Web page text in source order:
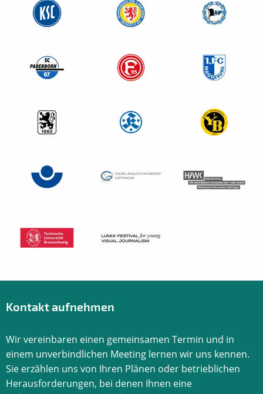
Kontakt aufnehmen
Wir vereinbaren einen gemeinsamen Termin und in
einem unverbindlichen Meeting lernen wir uns kennen.
Sie erzählen uns von Ihren Plänen oder betrieblichen
Herausforderungen, bei denen Ihnen eine